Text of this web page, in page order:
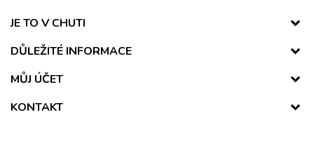
JE TO V CHUTI
DŮLEŽITÉ INFORMACE
MŮJ ÚČET
KONTAKT